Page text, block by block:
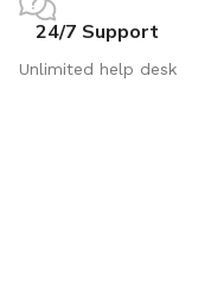
24/7 Support
Unlimited help desk